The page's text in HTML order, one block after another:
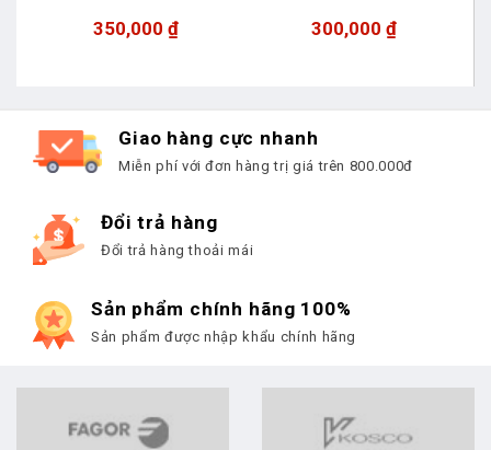
350,000₫ 300,000 ₫
Giao hàng cực nhanh
Miễn phí với đơn hàng trị giá trên 800.000đ
Đổi trả hàng
Đổi trả hàng thoải mái
Sản phẩm chính hãng 100%
Sản phẩm được nhập khẩu chính hãng